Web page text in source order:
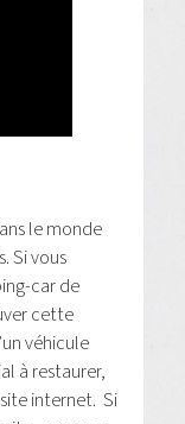
le monde
Si vous
car de
cette
véhicule
à restaurer,
internet. Si